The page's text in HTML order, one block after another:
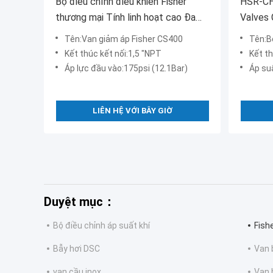
thương mại Tính linh hoạt cao Đa
mục đích
Tên:Van giảm áp Fisher CS400
Kết thúc kết nối:1,5 "NPT
Áp lực đầu vào:175psi (12.1Bar)
LIÊN HỆ VỚI BÂY GIỜ
Valves
Globe
Kết
Áp
Duyệt mục：
Bộ điều chỉnh áp suất khí
Bẫy hơi DSC Van